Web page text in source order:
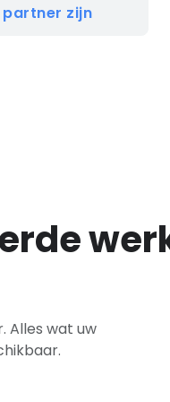
zijn
Alles wat uw